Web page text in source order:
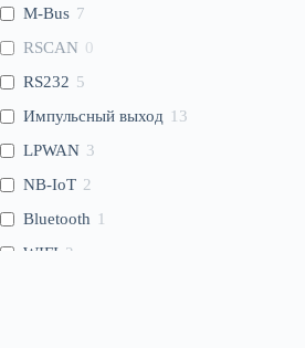
M-Bus 7
RSCAN 0
RS232 5
Импульсный выход 13
LPWAN 3
NB-IoT 2
Bluetooth 1
WIFI 2